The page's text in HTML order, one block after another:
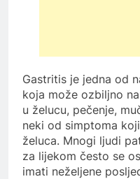
Gastritis je jedna od
koja može ozbiljno
u želucu, pečenje,
neki od simptoma
želuca. Mnogi ljudi
za lijekom često se
imati neželjene